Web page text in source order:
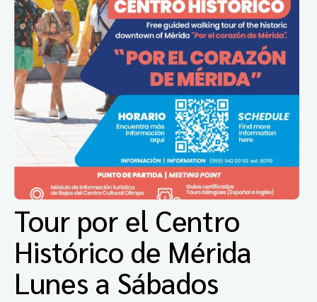
Tour por el Centro
Histórico de Mérida
Lunes a Sábados